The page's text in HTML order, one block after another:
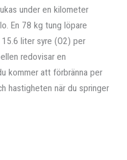
under en kilometer
En 78 kg tung löpare
liter syre (O2) per
redovisar en
kommer att förbränna per
hastigheten när du springer